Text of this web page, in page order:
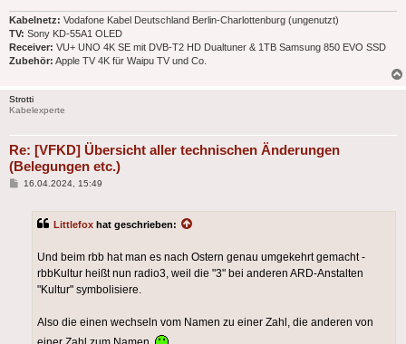
Kabelnetz: Vodafone Kabel Deutschland Berlin-Charlottenburg (ungenutzt)
TV: Sony KD-55A1 OLED
Receiver: VU+ UNO 4K SE mit DVB-T2 HD Dualtuner & 1TB Samsung 850 EVO SSD
Zubehör: Apple TV 4K für Waipu TV und Co.
Strotti
Kabelexperte
Re: [VFKD] Übersicht aller technischen Änderungen
(Belegungen etc.)
Beitrag
16.04.2024, 15:49
Littlefox hat geschrieben:
Und beim rbb hat man es nach Ostern genau umgekehrt gemacht -
rbbKultur heißt nun radio3, weil die "3" bei anderen ARD-Anstalten
"Kultur" symbolisiere.
Also die einen wechseln vom Namen zu einer Zahl, die anderen von